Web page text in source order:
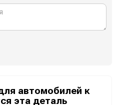
автомобилей к
эта деталь